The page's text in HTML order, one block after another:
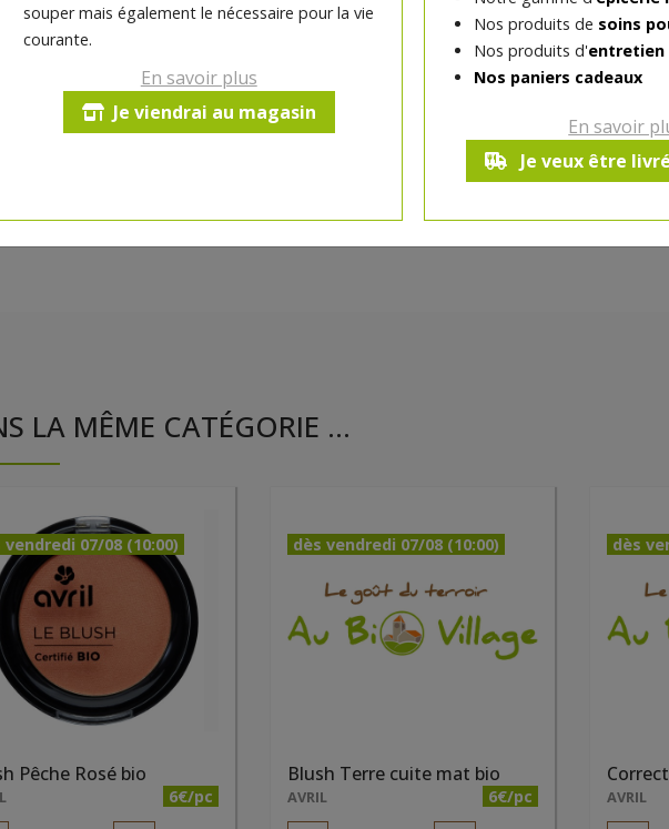
souper mais également le nécessaire pour la vie
courante.
En savoir plus
Je viendrai au magasin
Nos produits de soins
Nos produits d'entretien
Nos paniers cadeaux
En savoir
Je veux être
Ce produit est indisponible pour
LA MÊME CATÉGORIE ...
vendredi 07/08 (10:00)
Pêche Rosé bio
6€/pc
dès vendredi 07/08 (10:00)
Blush Terre cuite mat bio
AVRIL 6€/pc
dès
AVRIL